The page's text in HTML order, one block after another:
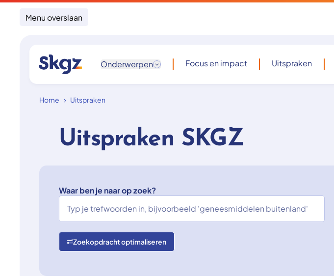
Menu overslaan
Onderwerpen Focus en impact Uitspraken
Home Uitspraken
Uitspraken SKGZ
Waar ben je naar op zoek?
Zoekopdracht optimaliseren